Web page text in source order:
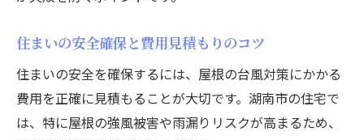
湖南市で取り組む屋根の台風備え術
屋根の台風対策で湖南市の住まいを守る工
夫
屋根補強と点検でできる台風対策費用の抑
住まいの安全確保と費用見積もりのコツ
住まいの安全を確保するには、屋根の台風対策にかかる
費用を正確に見積もることが大切です。湖南市の住宅で
は、特に屋根の強風被害や雨漏りリスクが高まるため、